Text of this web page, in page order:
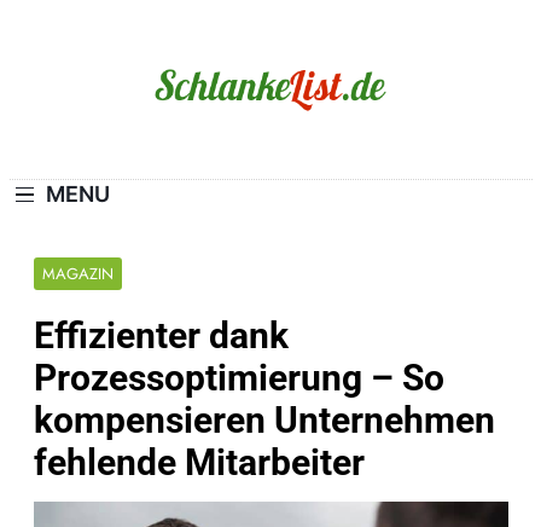
MENU
MAGAZIN
Effizienter dank
Prozessoptimierung – So
kompensieren Unternehmen
fehlende Mitarbeiter